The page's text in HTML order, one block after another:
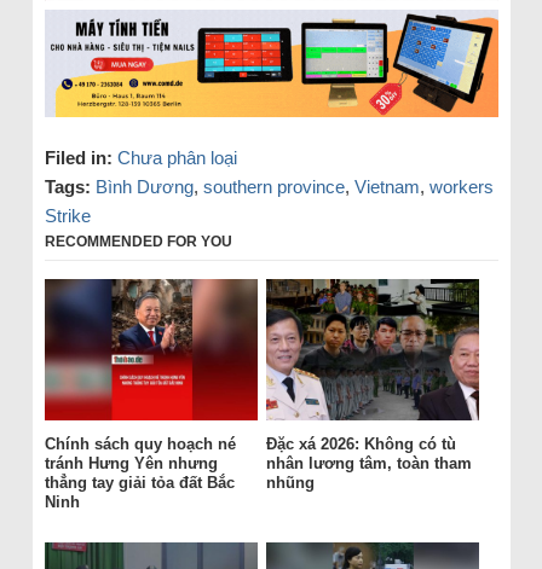
Filed in: Chưa phân loại
Tags: Bình Dương, southern province, Vietnam, workers
Strike
RECOMMENDED FOR YOU
Chính sách quy hoạch né
tránh Hưng Yên nhưng
thẳng tay giải tỏa đất Bắc
Ninh
Đặc xá 2026: Không có tù
nhân lương tâm, toàn tham
nhũng